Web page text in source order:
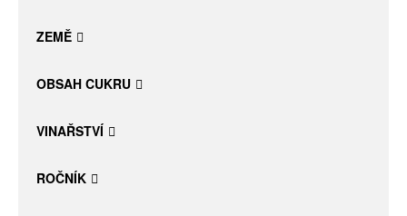
Daniel Pesat Wine
Blog
Letní vína
ZEMĚ
OBSAH CUKRU
VINAŘSTVÍ
ROČNÍK